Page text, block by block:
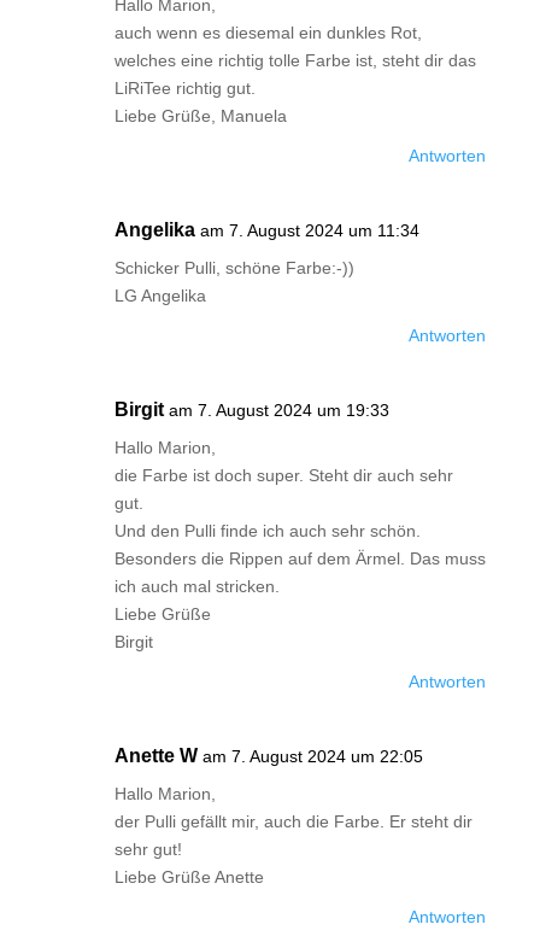
Hallo Marion,
auch wenn es diesemal ein dunkles Rot,
welches eine richtig tolle Farbe ist, steht dir das
LiRiTee richtig gut.
Liebe Grüße, Manuela
Antworten
Angelika am 7. August 2024 um 11:34
Schicker Pulli, schöne Farbe:-))
LG Angelika
Antworten
Birgit am 7. August 2024 um 19:33
Hallo Marion,
die Farbe ist doch super. Steht dir auch sehr
gut.
Und den Pulli finde ich auch sehr schön.
Besonders die Rippen auf dem Ärmel. Das muss
ich auch mal stricken.
Liebe Grüße
Birgit
Antworten
Anette W am 7. August 2024 um 22:05
Hallo Marion,
der Pulli gefällt mir, auch die Farbe. Er steht dir
sehr gut!
Liebe Grüße Anette
Antworten